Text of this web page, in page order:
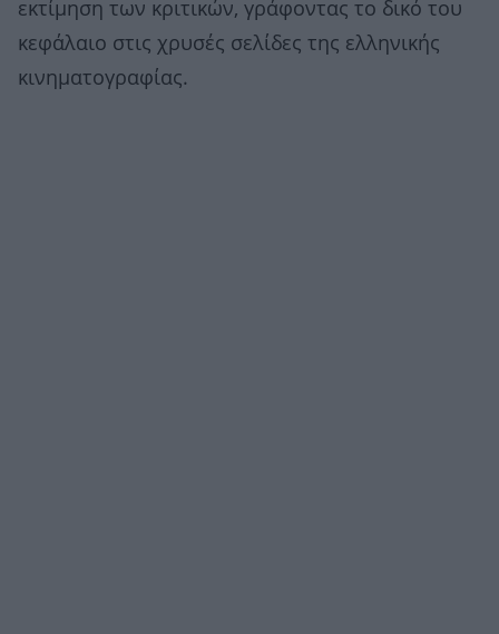
εκτίμηση των κριτικών, γράφοντας το δικό του
κεφάλαιο στις χρυσές σελίδες της ελληνικής
κινηματογραφίας.